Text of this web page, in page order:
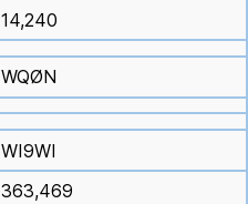
14,240
WQØN
WI9WI
363,469